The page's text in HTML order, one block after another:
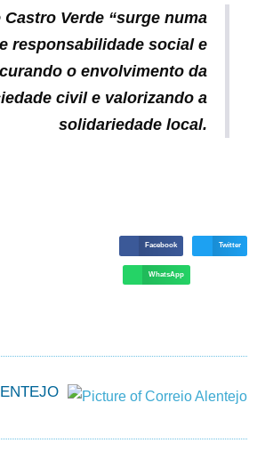
Verde “surge numa
responsabilidade social e
o envolvimento da
civil e valorizando a
solidariedade local.
Facebook Twitter
WhatsApp